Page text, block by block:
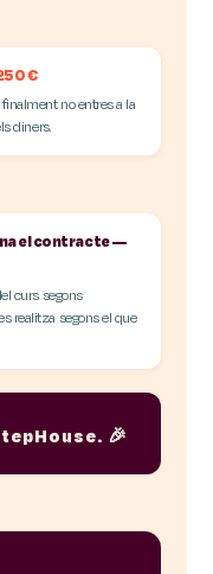
€
no entres a la
diners.
el contracte —
curs segons
realitza segons el que
🎉